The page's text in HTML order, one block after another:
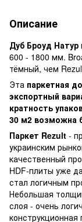
Описание
Дуб Броуд Натур
600 - 1800 мм.
тёмный, чем
Эта паркетная
экспортный
кратность
30 м2 возможна
Паркет Rezult -
украинским
качественный
HDF-плиты уже
стал логичным
Небольшая
слоя - очень